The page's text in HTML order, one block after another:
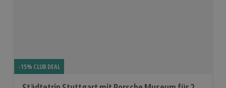
-15% CLUB DEAL